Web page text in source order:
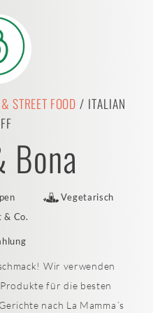
STREET FOOD / ITALIAN
Bona
Vegetarisch
& Co.
Wir verwenden
für die besten
nach La Mamma´s